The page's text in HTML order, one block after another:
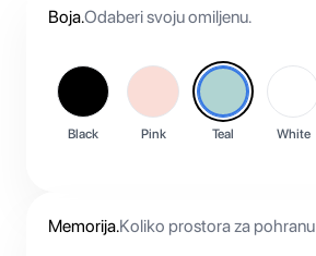
Boja.Odaberi svoju omiljenu.
Black Pink Teal White
Memorija.Koliko prostora za